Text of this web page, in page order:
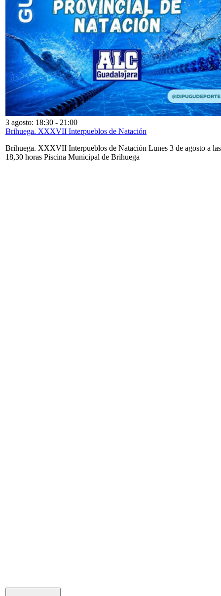
3 agosto: 18:30 - 21:00
Brihuega. XXXVII Interpueblos de Natación
Brihuega. XXXVII Interpueblos de Natación Lunes 3 de agosto a las
18,30 horas Piscina Municipal de Brihuega